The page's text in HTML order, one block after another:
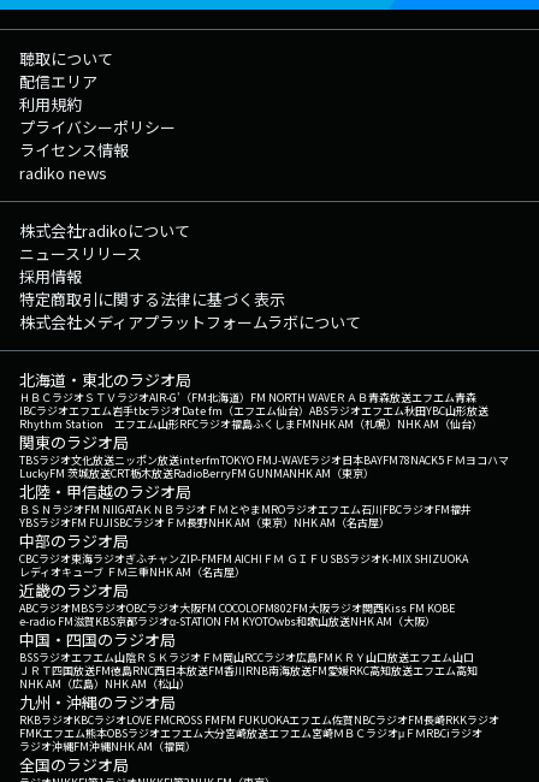
聴取について
配信エリア
利用規約
プライバシーポリシー
ライセンス情報
radiko news
株式会社radikoについて
ニュースリリース
採用情報
特定商取引に関する法律に基づく表示
株式会社メディアプラットフォームラボについて
北海道・東北のラジオ局
ＨＢＣラジオＳＴＶラジオAIR-G'（FM北海道） FM NORTH WAVEＲＡＢ青森放送エフエム青森
IBCラジオエフエム岩手tbcラジオDate fm（エフエム仙台） ABSラジオエフエム秋田YBC山形放送
Rhythm Station エフエム山形RFCラジオ福島ふくしまFMNHK AM（札幌） NHK AM（仙台）
関東のラジオ局
TBSラジオ文化放送ニッポン放送interfmTOKYO FMJ-WAVEラジオ日本BAYFM78NACK5 ＦＭヨコハマ
LuckyFM 茨城放送CRT栃木放送RadioBerryFM GUNMANHK AM（東京）
北陸・甲信越のラジオ局
ＢＳＮラジオFM NIIGATAＫＮＢラジオ ＦＭとやまMROラジオエフエム石川FBCラジオFM福井
YBSラジオFM FUJISBCラジオ ＦＭ長野NHK AM（東京） NHK AM（名古屋）
中部のラジオ局
CBCラジオ東海ラジオぎふチャンZIP-FMFM AICHI ＦＭ ＧＩＦＵ SBSラジオK-MIX SHIZUOKA
レディオキューブ ＦＭ三重NHK AM（名古屋）
近畿のラジオ局
ABCラジオMBSラジオOBCラジオ大阪FM COCOLOFM802FM大阪ラジオ関西Kiss FM KOBE
e-radio FM滋賀KBS京都ラジオα-STATION FM KYOTOwbs和歌山放送NHK AM（大阪）
中国・四国のラジオ局
BSSラジオエフエム山陰ＲＳＫラジオ ＦＭ岡山RCCラジオ広島FM ＫＲＹ山口放送エフエム山口
ＪＲＴ四国放送FM徳島RNC西日本放送FM香川RNB南海放送FM愛媛RKC高知放送エフエム高知
NHK AM（広島） NHK AM（松山）
九州・沖縄のラジオ局
RKBラジオKBCラジオLOVE FMCROSS FMFM FUKUOKAエフエム佐賀NBCラジオFM長崎RKKラジオ
FMKエフエム熊本OBSラジオエフエム大分宮崎放送エフエム宮崎ＭＢＣラジオμＦＭRBCiラジオ
ラジオ沖縄FM沖縄NHK AM（福岡）
全国のラジオ局